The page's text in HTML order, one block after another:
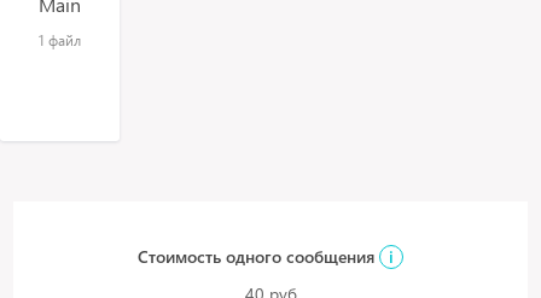
1 файл
Стоимость одного сообщения
i